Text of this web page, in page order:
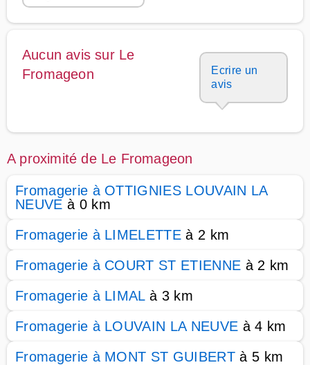
Aucun avis sur Le
Fromageon
Ecrire un
avis
A proximité de Le Fromageon
Fromagerie à OTTIGNIES LOUVAIN LA
NEUVE à 0 km
Fromagerie à LIMELETTE à 2 km
Fromagerie à COURT ST ETIENNE à 2 km
Fromagerie à LIMALà 3 km
Fromagerie à LOUVAIN LA NEUVE à 4 km
Fromagerie à MONT ST GUIBERTà 5 km